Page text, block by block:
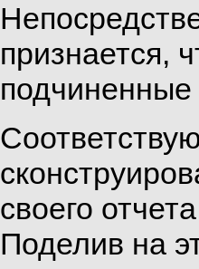
признается,
подчиненные
своего
Поделив на